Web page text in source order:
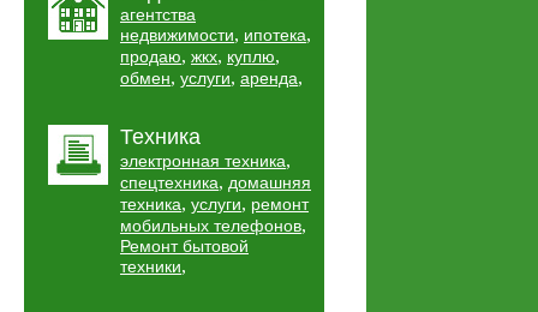
агентства
недвижимости, ипотека,
продаю, жкх, куплю,
обмен, услуги, аренда,
Техника
электронная техника,
спецтехника, домашняя
техника, услуги, ремонт
мобильных телефонов,
Ремонт бытовой
техники,